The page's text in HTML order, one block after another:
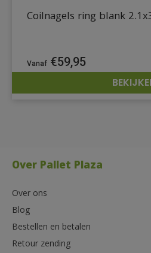
Coilnagels ring blank
€59,95
Over Pallet Plaza
Over ons
Blog
Bestellen en betalen
Retour zending